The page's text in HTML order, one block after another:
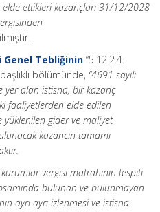
elde ettikleri kazançları 31/12/2028
Genel Tebliğinin “5.12.2.4.
bölümünde, “4691 sayılı
yer alan istisna, bir kazanç
faaliyetlerden elde edilen
gider ve maliyet
kazancın tamamı
vergisi matrahının tespiti
bulunan ve bulunmayan
ayrı ayrı izlenmesi ve istisna